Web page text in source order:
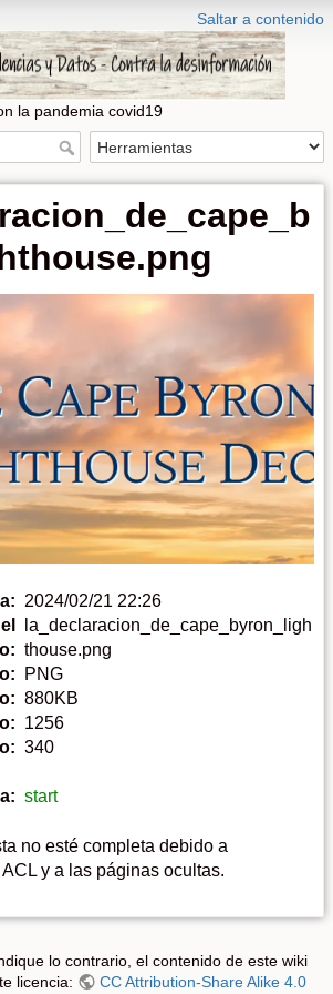
Saltar a contenido
la pandemia covid19
2024/02/21 22:26
la_declaracion_de_cape_byron_ligh
thouse.png
PNG
880KB
1256
340
start
no esté completa debido a
y a las páginas ocultas.
lo contrario, el contenido de este wiki
licencia:
CC Attribution-Share Alike 4.0